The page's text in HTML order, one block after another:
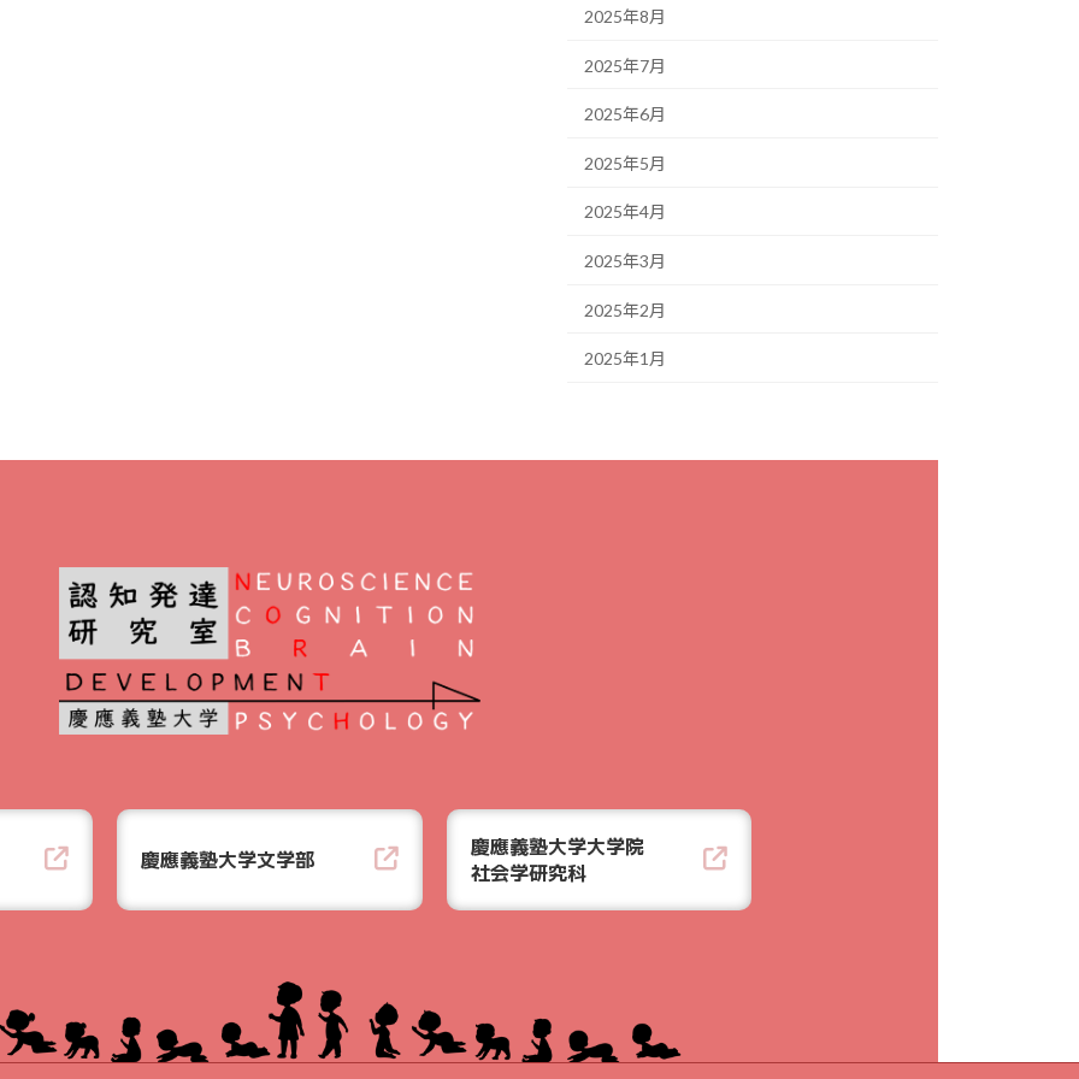
2025年8月
2025年7月
2025年6月
2025年5月
2025年4月
2025年3月
2025年2月
2025年1月
慶應義塾大学文学部
慶應義塾大学大学院
社会学研究科